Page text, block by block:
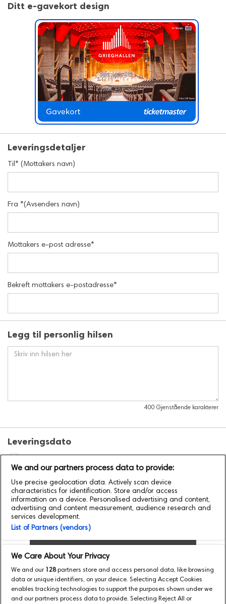
Ditt e-gavekort design
Leveringsdetaljer
Til* (Mottakers navn)
Fra *(Avsenders navn)
Mottakers e-post adresse*
Bekreft mottakers e-postadresse*
Legg til personlig hilsen
400 Gjenstående karakterer
Leveringsdato
Jeg ønsker å sende e-Gavekortet på en bestemt dato /
tid:
Tidssonen er satt til UTC+1. Klikk herfor å endre det.
We and our partners process data to provide:
Use precise geolocation data. Actively scan device
characteristics for identification. Store and/or access
information on a device. Personalised advertising and content,
advertising and content measurement, audience research and
services development.
List of Partners (vendors)
We Care About Your Privacy
We and our 128partners store and access personal data, like browsing
data or unique identifiers, on your device. Selecting Accept Cookies
enables tracking technologies to support the purposes shown under we
and our partners process data to provide. Selecting Reject All or